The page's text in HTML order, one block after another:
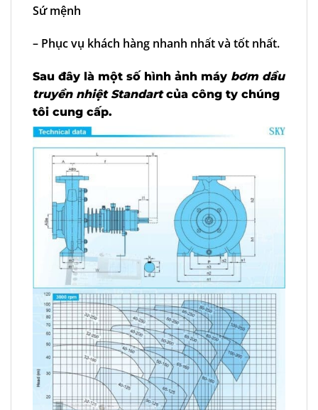
Sứ mệnh
– Phục vụ khách hàng nhanh nhất và tốt nhất.
Sau đây là một số hình ảnh máy bơm dầu
truyền nhiệt Standartcủa công ty chúng
tôi cung cấp.